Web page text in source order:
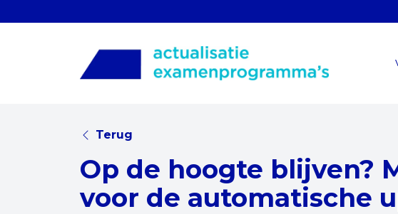
Terug
Op de hoogte blijven?
voor de automatische